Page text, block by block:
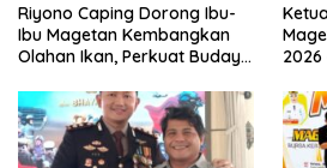
Riyono Caping Dorong Ibu-
Ibu Magetan Kembangkan
Olahan Ikan, Perkuat Budaya
2026